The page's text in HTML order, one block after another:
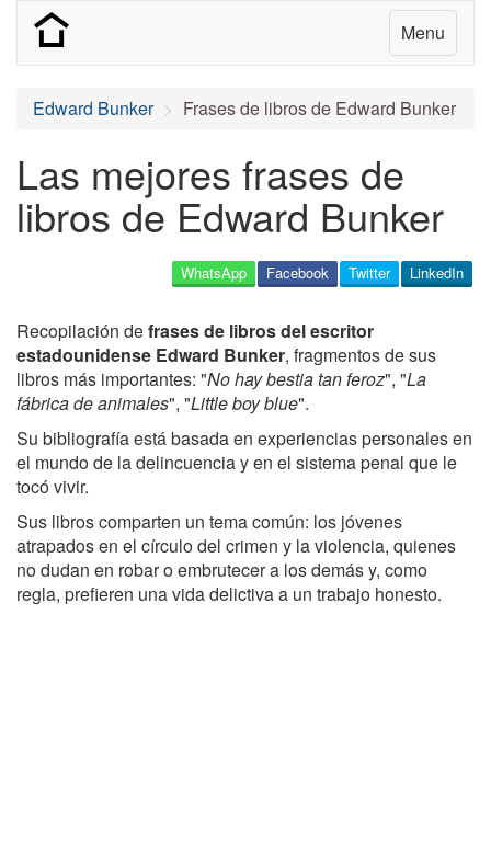
Menu
Edward Bunker Frases de libros de Edward Bunker
Las mejores frases de
libros de Edward Bunker
LinkedIn
Twitter
Facebook
WhatsApp
Recopilación defrases de libros del escritor
estadounidense Edward Bunker, fragmentos de sus
libros más importantes: "No hay bestia tan feroz", "La
fábrica de animales", "Little boy blue".
Su bibliografía está basada en experiencias personales en
el mundo de la delincuencia y en el sistema penal que le
tocó vivir.
Sus libros comparten un tema común: los jóvenes
atrapados en el círculo del crimen y la violencia, quienes
no dudan en robar o embrutecer a los demás y, como
regla, prefieren una vida delictiva a un trabajo honesto.